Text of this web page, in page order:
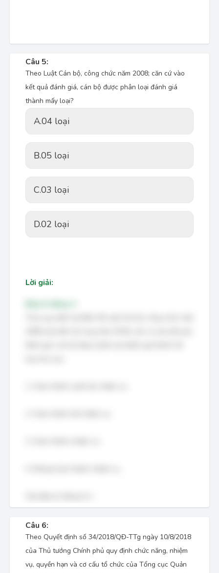
Câu 5:
Theo Luật Cán bộ, công chức năm 2008; căn cứ vào
kết quả đánh giá, cán bộ được phân loại đánh giá
thành mấy loại?
A.04 loại
B.05 loại
C.03 loại
D.02 loại
Lời giải:
Câu 6:
Theo Quyết định số 34/2018/QĐ-TTg ngày 10/8/2018
của Thủ tướng Chính phủ quy định chức năng, nhiệm
vụ, quyền hạn và cơ cấu tổ chức của Tổng cục Quản